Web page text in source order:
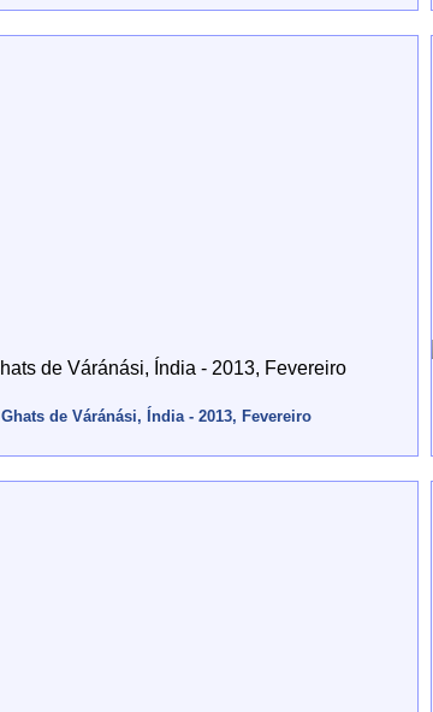
Ghats de Váránási, Índia - 2013, Fevereiro